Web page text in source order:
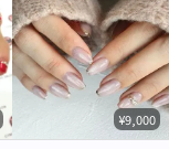
¥9,000